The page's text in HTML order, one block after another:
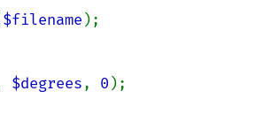
$filename );
$degrees, 0 );